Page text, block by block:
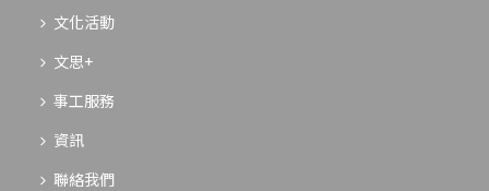
文化活動
文思+
事工服務
資訊
聯絡我們